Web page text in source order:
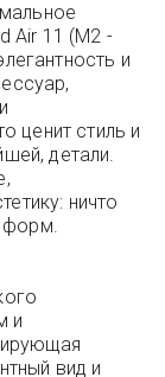
Air 11 (M2 -
и
ценит стиль и
детали.
ничто
форм.
и
вид и